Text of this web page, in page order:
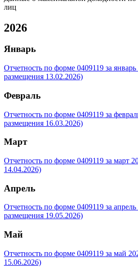
лиц
2026
Январь
Отчетность по форме 0409119 за
размещения 13.02.2026)
Февраль
Отчетность по форме 0409119 за
размещения 16.03.2026)
Март
Отчетность по форме 0409119 за март
14.04.2026)
Апрель
Отчетность по форме 0409119 за
размещения 19.05.2026)
Май
Отчетность по форме 0409119 за май
15.06.2026)